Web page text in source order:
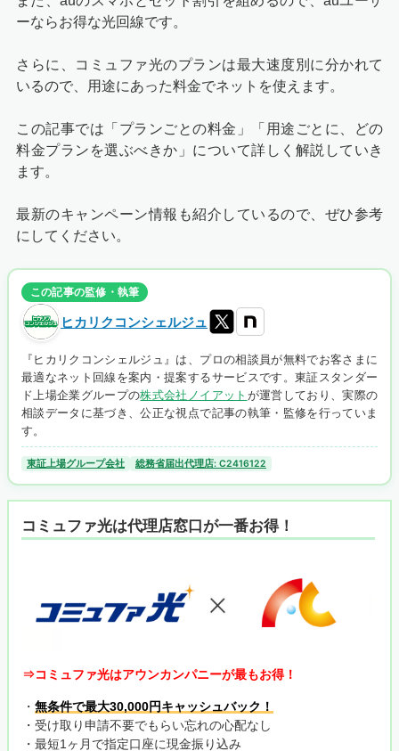
ーならお得な光回線です。
さらに、コミュファ光のプランは最大速度別に分かれて
いるので、用途にあった料金でネットを使えます。
この記事では「プランごとの料金」「用途ごとに、どの
料金プランを選ぶべきか」について詳しく解説していき
ます。
最新のキャンペーン情報も紹介しているので、ぜひ参考
にしてください。
この記事の監修・執筆
ヒカリクコンシェルジュ
『ヒカリクコンシェルジュ』は、プロの相談員が無料でお客さまに
最適なネット回線を案内・提案するサービスです。東証スタンダー
ド上場企業グループの株式会社ノイアット が運営しており、実際の
相談データに基づき、公正な視点で記事の執筆・監修を行っていま
す。
東証上場グループ会社 総務省届出代理店: C2416122
コミュファ光は代理店窓口が一番お得！
⇒コミュファ光はアウンカンパニーが最もお得！
・ 無条件で最大30,000円キャッシュバック！
・受け取り申請不要でもらい忘れの心配なし
・最短1ヶ月で指定口座に現金振り込み